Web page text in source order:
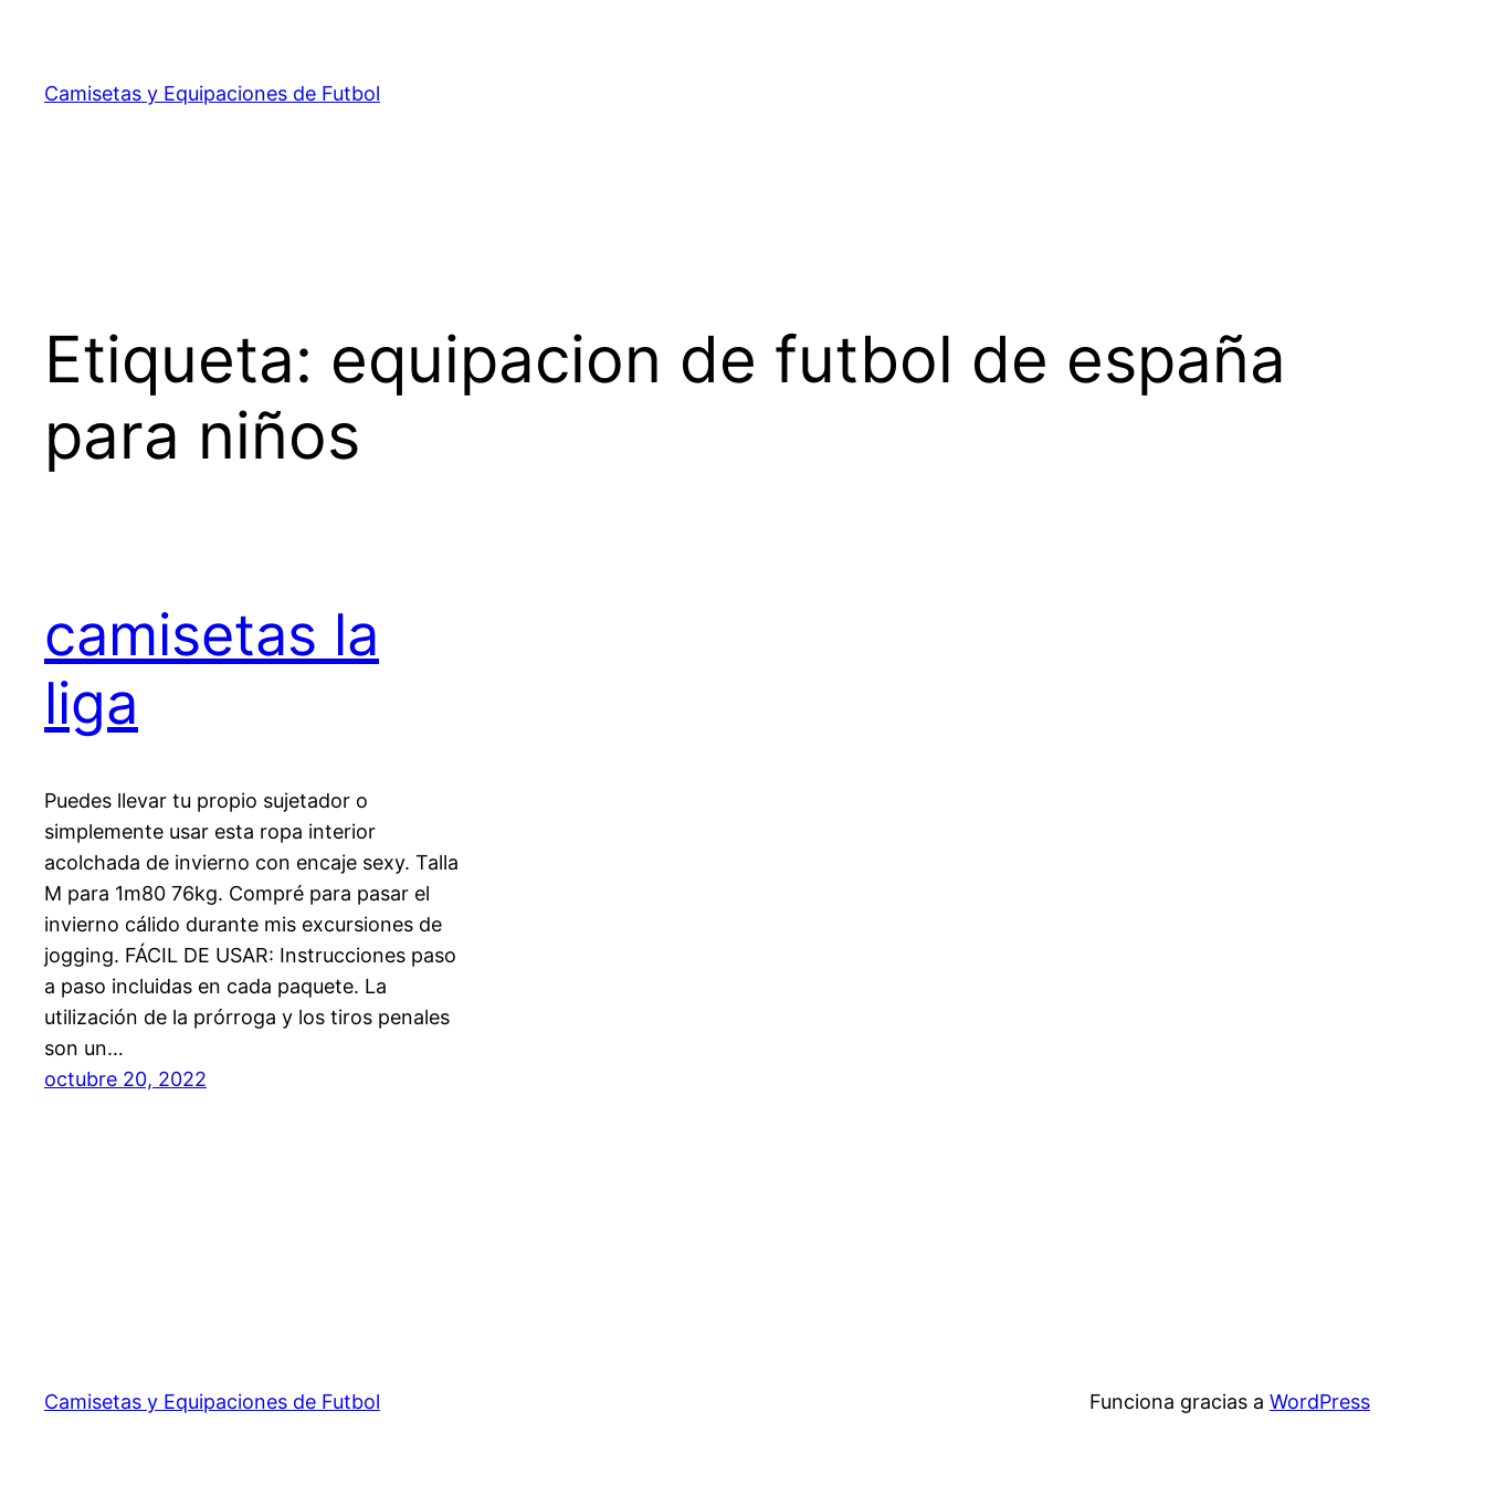
contenido
Camisetas y Equipaciones de Futbol
Etiqueta: equipacion de futbol de españa
para niños
camisetas la
liga
Puedes llevar tu propio sujetador o
simplemente usar esta ropa interior
acolchada de invierno con encaje sexy. Talla
M para 1m80 76kg. Compré para pasar el
invierno cálido durante mis excursiones de
jogging. FÁCIL DE USAR: Instrucciones paso
a paso incluidas en cada paquete. La
utilización de la prórroga y los tiros penales
son un…
octubre 20, 2022
Camisetas y Equipaciones de Futbol Funciona gracias a WordPress